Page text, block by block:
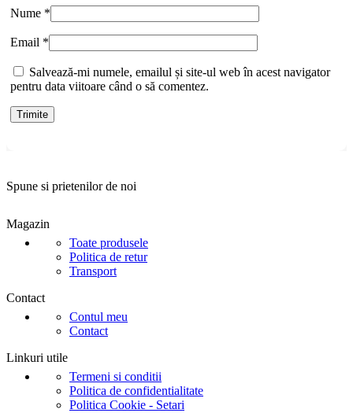
Nume *
Email *
Salvează-mi numele, emailul și site-ul web în acest navigator
pentru data viitoare când o să comentez.
Spune si prietenilor de noi
Magazin
Toate produsele
Politica de retur
Transport
Contact
Contul meu
Contact
Linkuri utile
Termeni si conditii
Politica de confidentialitate
Politica Cookie - Setari